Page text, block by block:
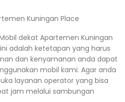
dekat Apartemen Kuningan
adalah ketetapan yang harus
dan kenyamanan anda dapat
mobil kami. Agar anda
layanan operator yang bisa
jam melalui sambungan